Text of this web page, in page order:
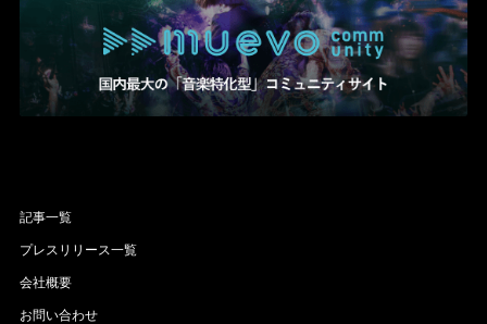
記事一覧
プレスリリース一覧
会社概要
お問い合わせ